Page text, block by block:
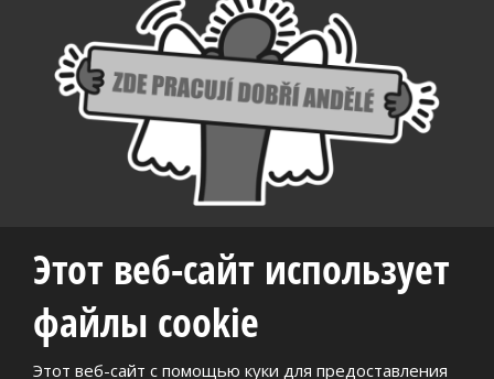
Этот веб-сайт использует
файлы cookie
Этот веб-сайт с помощью куки для предоставления